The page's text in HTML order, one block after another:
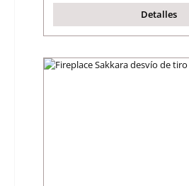
Detalles